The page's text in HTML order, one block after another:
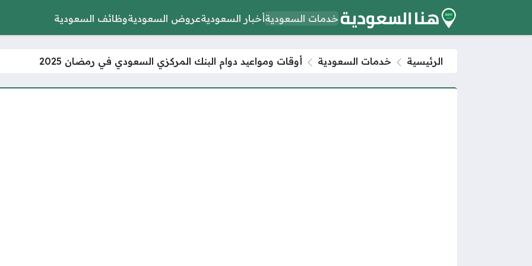
خدمات السعوديةأخبار السعوديةعروض السعوديةوظائف السعودية
الرئيسية خدمات السعودية أوقات ومواعيد دوام البنك المركزي السعودي في رمضان 2025